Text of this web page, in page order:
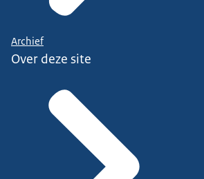
Archief
Over deze site